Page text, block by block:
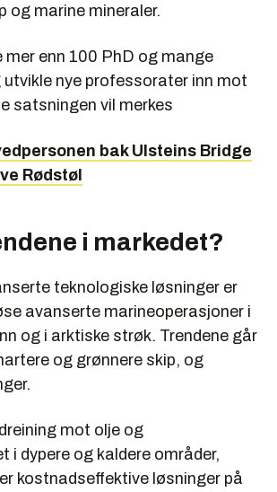
og marine mineraler.
mer enn 100 PhD og mange
utvikle nye professorater inn mot
satsningen vil merkes
bak Ulsteins Bridge
Rødstøl
i markedet?
teknologiske løsninger er
avanserte marineoperasjoner i
og i arktiske strøk. Trendene går
og grønnere skip, og
mot olje og
i dypere og kaldere områder,
kostnadseffektive løsninger på